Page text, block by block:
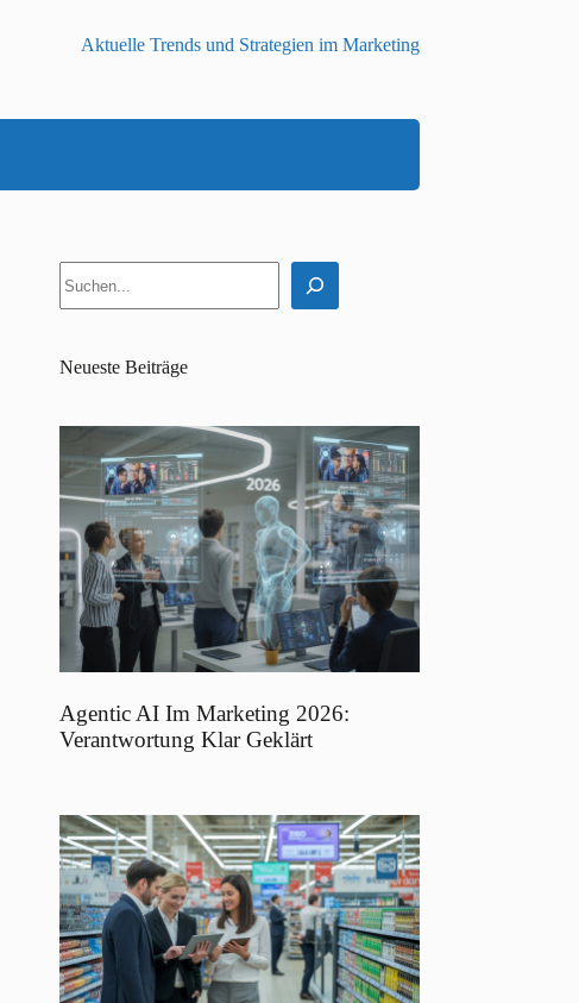
Aktuelle Trends und Strategien im Marketing
Neueste Beiträge
Agentic AI Im Marketing 2026:
Verantwortung Klar Geklärt